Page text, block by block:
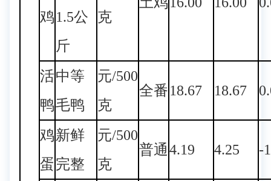
鸡1.5公
斤
克
活
鸭
中等
毛鸭
元/500
克
全番18.67 18.67
鸡
蛋
新鲜
完整
元/500
克
普通4.19 4.25 -